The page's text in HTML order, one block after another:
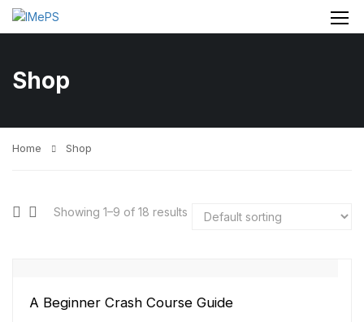
Shop
Home Shop
Showing 1–9 of 18 results
A Beginner Crash Course Guide